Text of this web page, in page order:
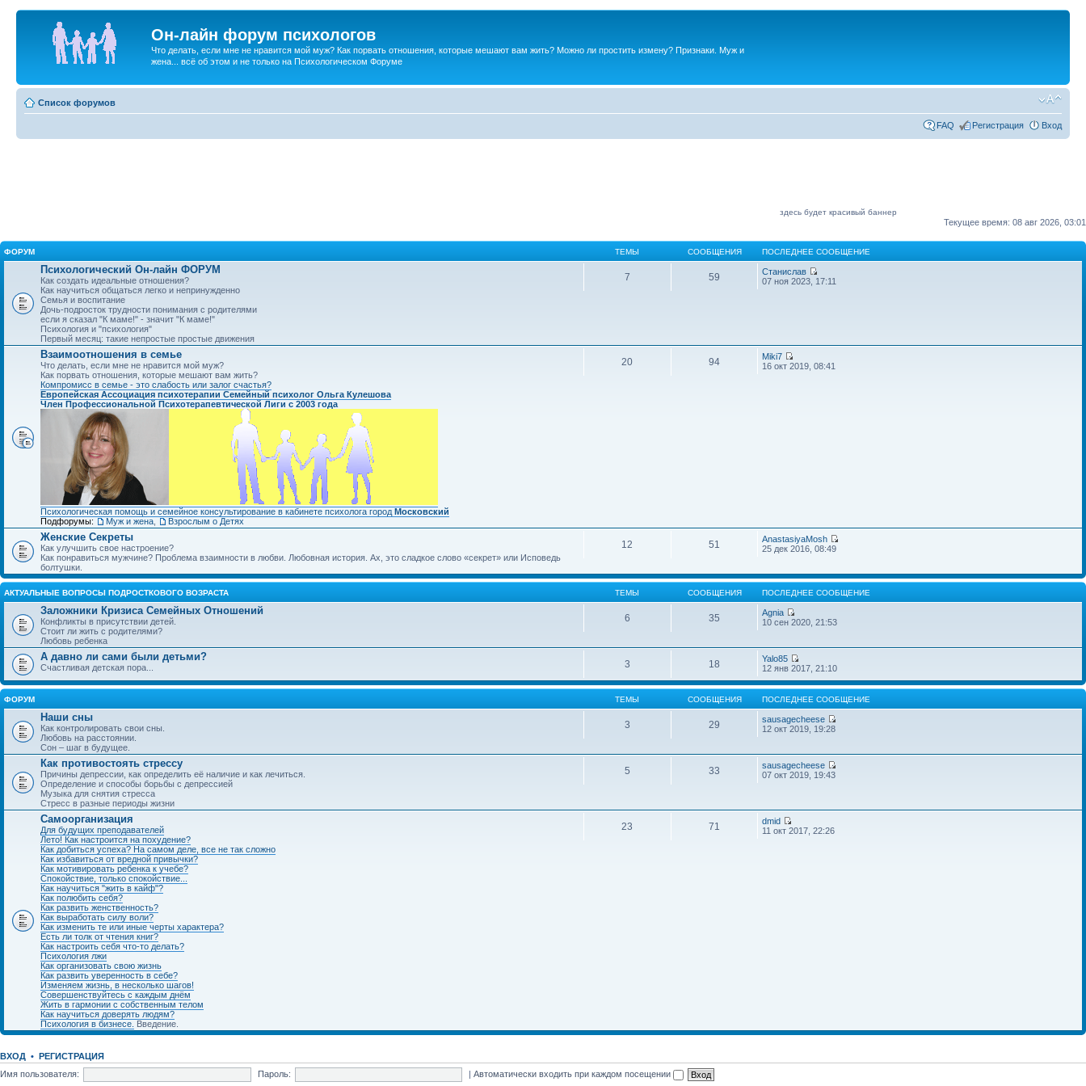
Он-лайн форум психологов
Что делать, если мне не нравится мой муж? Как порвать отношения, которые мешают вам жить? Можно ли простить измену? Признаки. Муж и
жена... всё об этом и не только на Психологическом Форуме
Список форумов
FAQ Регистрация Вход
здесь будет красивый баннер
Текущее время: 08 авг 2026, 03:01
ФОРУМ ТЕМЫ СООБЩЕНИЯ ПОСЛЕДНЕЕ СООБЩЕНИЕ
Психологический Он-лайн ФОРУМ
Как создать идеальные отношения?
Как научиться общаться легко и непринужденно
Семья и воспитание
Дочь-подросток трудности понимания с родителями
если я сказал "К маме!" - значит "К маме!"
Психология и "психология"
Первый месяц: такие непростые простые движения
7 59
Станислав
07 ноя 2023, 17:11
Взаимоотношения в семье
Что делать, если мне не нравится мой муж?
Как порвать отношения, которые мешают вам жить?
Компромисс в семье - это слабость или залог счастья?
Европейская Ассоциация психотерапии Семейный психолог Ольга Кулешова
Член Профессиональной Психотерапевтической Лиги с 2003 года
Психологическая помощь и семейное консультирование в кабинете психолога город Московский
Подфорумы:
Муж и жена Взрослым о Детях
20 94
Miki7
16 окт 2019, 08:41
Женские Секреты
Как улучшить свое настроение?
Как понравиться мужчине? Проблема взаимности в любви. Любовная история. Ах, это сладкое слово «секрет» или Исповедь
болтушки.
12 51
AnastasiyaMosh
25 дек 2016, 08:49
АКТУАЛЬНЫЕ ВОПРОСЫ ПОДРОСТКОВОГО ВОЗРАСТА ТЕМЫ СООБЩЕНИЯ ПОСЛЕДНЕЕ СООБЩЕНИЕ
Заложники Кризиса Семейных Отношений
Конфликты в присутствии детей.
Стоит ли жить с родителями?
Любовь ребенка
6 35
Agnia
10 сен 2020, 21:53
А давно ли сами были детьми?
Счастливая детская пора... 3 18
Yalo85
12 янв 2017, 21:10
ФОРУМ ТЕМЫ СООБЩЕНИЯ ПОСЛЕДНЕЕ СООБЩЕНИЕ
Наши сны
Как контролировать свои сны.
Любовь на расстоянии.
Сон – шаг в будущее.
3 29
sausagecheese
12 окт 2019, 19:28
Как противостоять стрессу
Причины депрессии, как определить её наличие и как лечиться.
Определение и способы борьбы с депрессией
Музыка для снятия стресса
Стресс в разные периоды жизни
5 33
sausagecheese
07 окт 2019, 19:43
Самоорганизация
Для будущих преподавателей
Лето! Как настроится на похудение?
Как добиться успеха? На самом деле, все не так сложно
Как избавиться от вредной привычки?
Как мотивировать ребенка к учебе?
Спокойствие, только спокойствие...
Как научиться "жить в кайф"?
Как полюбить себя?
Как развить женственность?
Как выработать силу воли?
Как изменить те или иные черты характера?
Есть ли толк от чтения книг?
Как настроить себя что-то делать?
Психология лжи
Как организовать свою жизнь
Как развить уверенность в себе?
Изменяем жизнь, в несколько шагов!
Совершенствуйтесь с каждым днём
Жить в гармонии с собственным телом
Как научиться доверять людям?
Психология в бизнесе. Введение.
23 71
dmid
11 окт 2017, 22:26
ВХОД • РЕГИСТРАЦИЯ
Имя пользователя:
Пароль: |Автоматически входить при каждом посещении